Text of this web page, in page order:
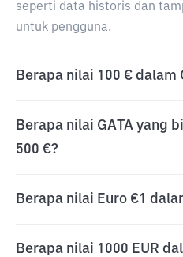
seperti data historis dan
untuk pengguna.
Berapa nilai 100 € dalam
Berapa nilai GATA yang
500 €?
Berapa nilai Euro €1
Berapa nilai 1000 EUR